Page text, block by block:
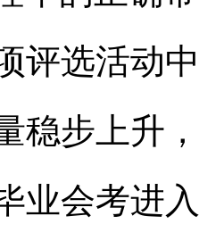
评选活动
稳步上升
业会考进